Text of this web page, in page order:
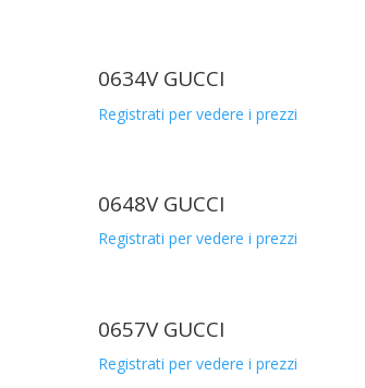
0634V GUCCI
Registrati per vedere i prezzi
0648V GUCCI
Registrati per vedere i prezzi
0657V GUCCI
Registrati per vedere i prezzi